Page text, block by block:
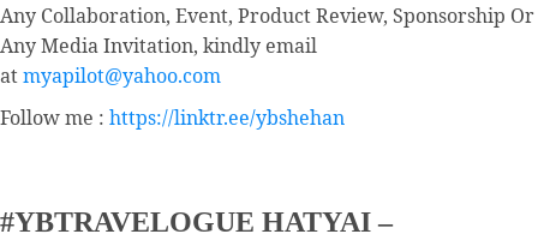
Any Collaboration, Event, Product Review, Sponsorship Or
Any Media Invitation, kindly email
atmyapilot@yahoo.com
Follow me : https://linktr.ee/ybshehan
#YBTRAVELOGUE HATYAI –